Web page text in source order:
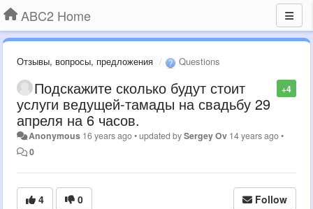
ABC2 Home
Отзывы, вопросы, предложения Questions
+4
Подскажите сколько будут стоит
услуги ведущей-тамады на свадьбу 29
апреля на 6 часов.
Anonymous 16 years ago•updated bySergey Ov 14 years ago•
0
4 0 Follow